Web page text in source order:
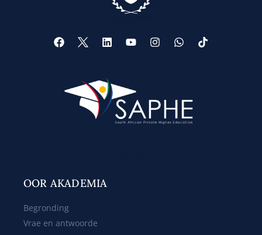
OOR AKADEMIA
Begronding
Vrae en antwoorde